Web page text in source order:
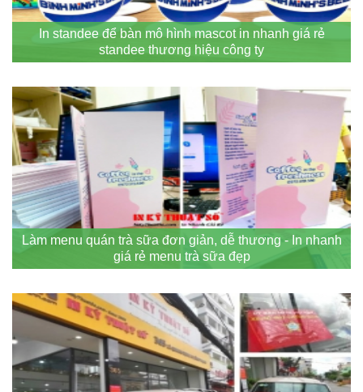
In standee để bàn mô hình mascot in nhanh giá rẻ
standee thương hiệu công ty
Làm menu quán trà sữa đơn giản, dễ thương - In nhanh
giá rẻ menu trà sữa đẹp